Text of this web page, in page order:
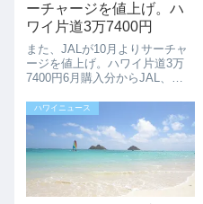
ーチャージを値上げ。ハ
ワイ片道3万7400円
また、JALが10月よりサーチャ
ージを値上げ。ハワイ片道3万
7400円6月購入分からJAL、
サーチャージ）が大幅に引き上
げられ、8月よりANA、JALも更
なる値上げを発表していまし
た。そして10月からまたJAL...
ハワイニュース